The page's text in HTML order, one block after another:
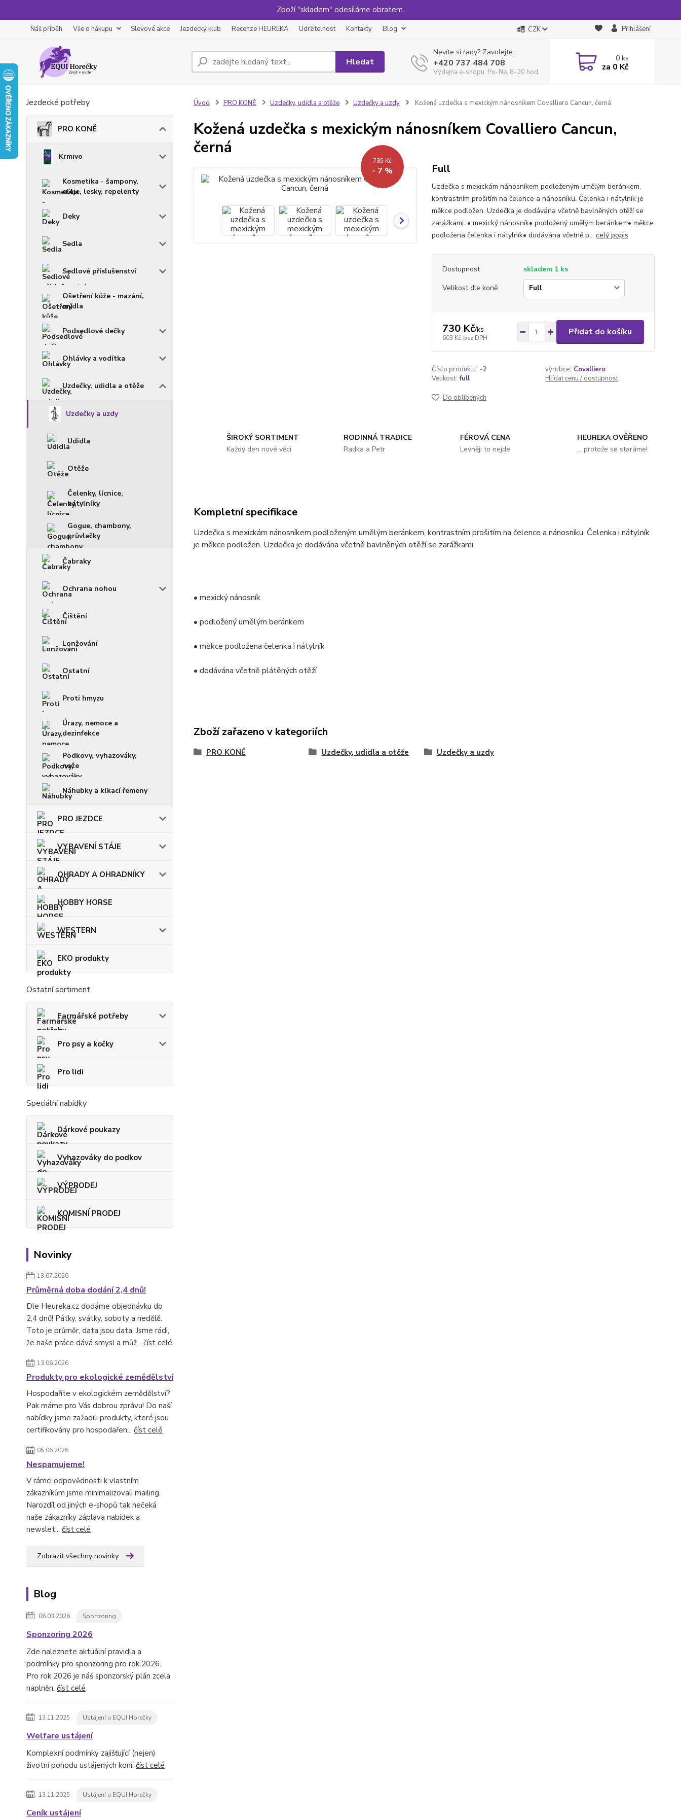
Zboží "skladem" odesíláme obratem.
Náš příběh Vše o nákupu Slevové akce Jezdecký klub Recenze HEUREKA Udržitelnost Kontakty Blog CZK Přihlášení
Hledat
Nevíte si rady? Zavolejte.
+420 737 484 708
Výdejna e-shopu: Po-Ne, 8-20 hod.
0ks
za 0 Kč
Jezdecké potřeby
PRO KONĚ
Krmivo
Kosmetika - šampony,
oleje, lesky, repelenty
Deky
Sedla
Sedlové příslušenství
Ošetření kůže - mazání,
mýdla
Podsedlové dečky
Ohlávky a vodítka
Uzdečky, udidla a otěže
Uzdečky a uzdy
Udidla
Otěže
Čelenky, lícnice,
nátylníky
Gogue, chambony,
průvlečky
Čabraky
Ochrana nohou
Čištění
Lonžování
Ostatní
Proti hmyzu
Úrazy, nemoce a
dezinfekce
Podkovy, vyhazováky,
nože
Náhubky a klkací řemeny
PRO JEZDCE
VYBAVENÍ STÁJE
OHRADY A OHRADNÍKY
HOBBY HORSE
WESTERN
EKO produkty
Ostatní sortiment
Farmářské potřeby
Pro psy a kočky
Pro lidi
Speciální nabídky
Dárkové poukazy
Vyhazováky do podkov
VÝPRODEJ
KOMISNÍ PRODEJ
Novinky
13.07.2026
Průměrná doba dodání 2,4 dnů!
Dle Heureka.cz dodáme objednávku do
2,4 dnů! Pátky, svátky, soboty a nedělě.
Toto je průměr, data jsou data. Jsme rádi,
že naše práce dává smysl a můž... číst celé
13.06.2026
Produkty pro ekologické zemědělství
Hospodaříte v ekologickém zemědělství?
Pak máme pro Vás dobrou zprávu! Do naší
nabídky jsme zažadili produkty, které jsou
certifikovány pro hospodařen... číst celé
05.06.2026
Nespamujeme!
V rámci odpovědnosti k vlastním
zákazníkům jsme minimalizovali mailing.
Narozdíl od jiných e-shopů tak nečeká
naše zákazníky záplava nabídek a
newslet... číst celé
Zobrazit všechny novinky
Blog
06.03.2026 Sponzoring
Sponzoring 2026
Zde naleznete aktuální pravidla a
podmínky pro sponzoring pro rok 2026.
Pro rok 2026 je náš sponzorský plán zcela
naplněn. číst celé
13.11.2025 Ustájení u EQUI Horečky
Welfare ustájení
Komplexní podmínky zajišťující (nejen)
životní pohodu ustájených koní. číst celé
13.11.2025 Ustájení u EQUI Horečky
Ceník ustájení
Úvod PRO KONĚ Uzdečky, udidla a otěže Uzdečky a uzdy Kožená uzdečka s mexickým nánosníkem Covalliero Cancun, černá
Kožená uzdečka s mexickým nánosníkem Covalliero Cancun,
černá
785 Kč
- 7 % Full
Uzdečka s mexickám nánosníkem podloženým umělým beránkem,
kontrastním prošitím na čelence a nánosníku. Čelenka i nátylník je
měkce podložen. Uzdečka je dodávána včetně bavlněných otěží se
zarážkami. • mexický nánosník• podložený umělým beránkem• měkce
podložena čelenka i nátylník• dodávána včetně p... celý popis
Dostupnost
skladem 1 ks
Velikost dle koně
730 Kč/ks
603 Kč bez DPH
Přidat do košíku
Číslo produktu: -2 výrobce: Covalliero
Velikost: full Hlídat cenu / dostupnost
Do oblíbených
ŠIROKÝ SORTIMENT
Každý den nové věci
RODINNÁ TRADICE
Radka a Petr
FÉROVÁ CENA
Levněji to nejde
HEUREKA OVĚŘENO
... protože se staráme!
Kompletní specifikace
Uzdečka s mexickám nánosníkem podloženým umělým beránkem, kontrastním prošitím na čelence a nánosníku. Čelenka i nátylník
je měkce podložen. Uzdečka je dodávána včetně bavlněných otěží se zarážkami.
• mexický nánosník
• podložený umělým beránkem
• měkce podložena čelenka i nátylník
• dodávána včetně plátěných otěží
Zboží zařazeno v kategoriích
PRO KONĚ Uzdečky, udidla a otěže Uzdečky a uzdy